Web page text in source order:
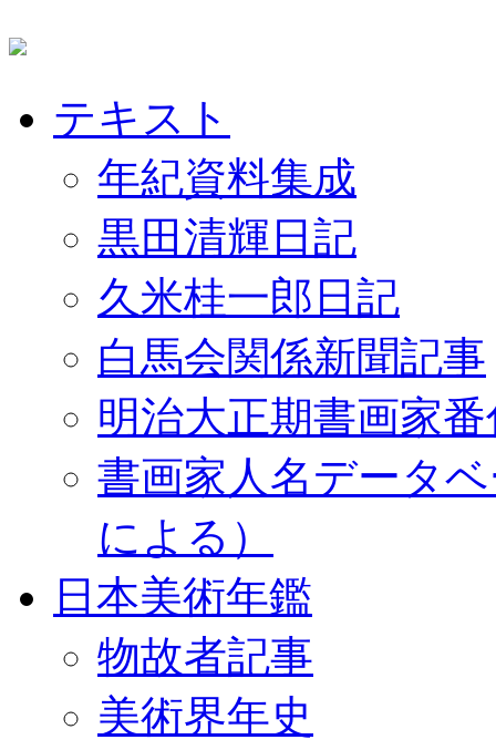
テキスト
年紀資料集成
黒田清輝日記
久米桂一郎日記
白馬会関係新聞記事
明治大正期書画家
書画家人名データ
による）
日本美術年鑑
物故者記事
美術界年史